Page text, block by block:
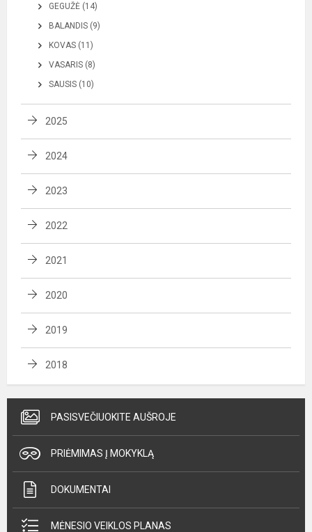
GEGUŽĖ (14)
BALANDIS (9)
KOVAS (11)
VASARIS (8)
SAUSIS (10)
2025
2024
2023
2022
2021
2020
2019
2018
PASISVEČIUOKITE AUŠROJE
PRIĖMIMAS Į MOKYKLĄ
DOKUMENTAI
MĖNESIO VEIKLOS PLANAS